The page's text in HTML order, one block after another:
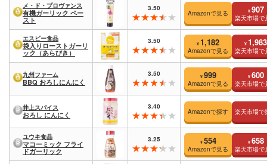
メ・ド・プロヴァンス
有機ガーリック ペー
スト
3.50
Amazonで見る ¥ 907
楽天市場で
エスビー食品
袋入りローストガーリ
ック（あらびき）
3.50 ¥ 1,182
Amazonで見る
¥ 1,983
楽天市場で
九州ファーム
BBQ おろしにんにく
3.50 ¥ 999
Amazonで見る
¥ 600
楽天市場で
井上スパイス
おろし にんにく
3.40
Amazonで探す 楽天市場で
ユウキ食品
マコーミック フライ
ドガーリック
3.25 ¥ 554
Amazonで見る
¥ 658
楽天市場で